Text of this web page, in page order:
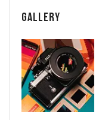
Gallery